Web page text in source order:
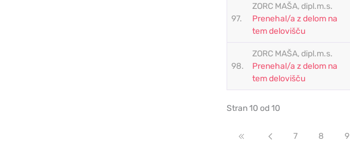
97.
ZORC MAŠA, dipl.m.s.
Prenehal/a z delom na
tem delovišču
98.
ZORC MAŠA, dipl.m.s.
Prenehal/a z delom na
tem delovišču
Stran 10 od 10
ZačetekNazaj7 8 9